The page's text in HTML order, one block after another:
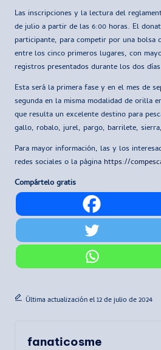
Las inscripciones y la lectura del
de julio a partir de las 6:00 horas. El
participante, para competir por una bolsa
entre los cinco primeros lugares, con
registros presentados durante los dos
Esta será la primera fase y en el mes de
segunda en la misma modalidad de orilla
que resulta un excelente destino para
gallo, robalo, jurel, pargo, barrilete,
Para mayor información, las y los
redes sociales o la página https://
Compártelo gratis
Última actualización el 12 de julio de 2024
fanaticosme